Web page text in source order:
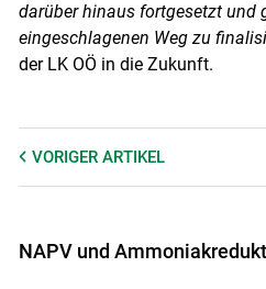
darüber hinaus fortgesetzt und
eingeschlagenen Weg zu
der LK OÖ in die Zukunft.
VORIGER ARTIKEL
NAPV und